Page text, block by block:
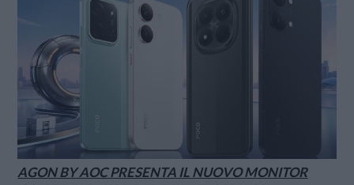
AGON BY AOC PRESENTA IL NUOVO MONITOR